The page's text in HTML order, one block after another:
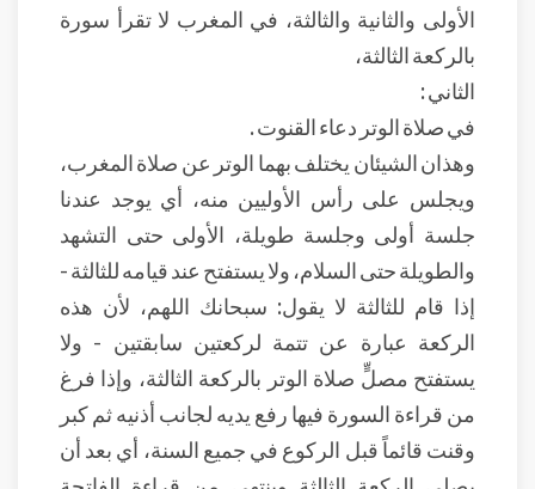
الأولى والثانية والثالثة، في المغرب لا تقرأ سورة
بالركعة الثالثة،
الثاني :
في صلاة الوتر دعاء القنوت .
وهذان الشيئان يختلف بهما الوتر عن صلاة المغرب،
ويجلس على رأس الأوليين منه، أي يوجد عندنا
جلسة أولى وجلسة طويلة، الأولى حتى التشهد
والطويلة حتى السلام، ولا يستفتح عند قيامه للثالثة -
إذا قام للثالثة لا يقول: سبحانك اللهم، لأن هذه
الركعة عبارة عن تتمة لركعتين سابقتين - ولا
يستفتح مصلٍّ صلاة الوتر بالركعة الثالثة، وإذا فرغ
من قراءة السورة فيها رفع يديه لجانب أذنيه ثم كبر
وقنت قائماً قبل الركوع في جميع السنة، أي بعد أن